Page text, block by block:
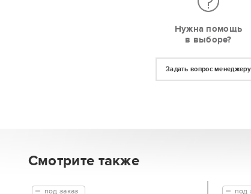
Нужна помощь
в выборе?
Задать вопрос менеджеру
Смотрите также
под заказ под